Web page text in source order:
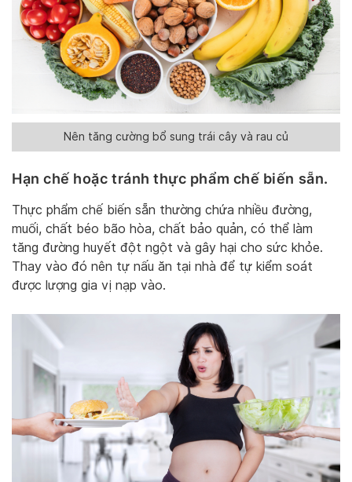
Nên tăng cường bổ sung trái cây và rau củ
Hạn chế hoặc tránh thực phẩm chế biến sẵn.
Thực phẩm chế biến sẵn thường chứa nhiều đường,
muối, chất béo bão hòa, chất bảo quản, có thể làm
tăng đường huyết đột ngột và gây hại cho sức khỏe.
Thay vào đó nên tự nấu ăn tại nhà để tự kiểm soát
được lượng gia vị nạp vào.